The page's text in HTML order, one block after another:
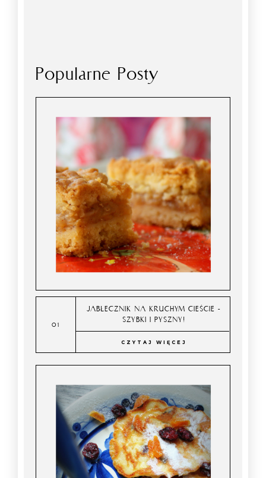
Popularne Posty
JABŁECZNIK NA KRUCHYM CIEŚCIE -
SZYBKI I PYSZNY!
CZYTAJ WIĘCEJ